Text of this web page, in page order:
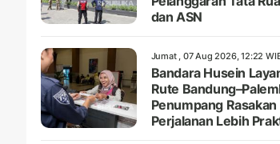
dan ASN
Jumat , 07 Aug 2026, 12:22
Bandara Husein
Rute
Penumpang Rasakan
Perjalanan Lebih